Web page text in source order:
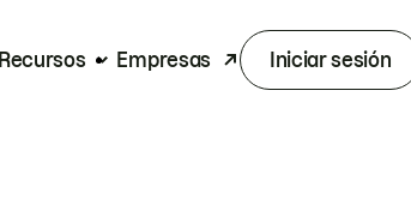
Recursos Empresas Iniciar sesión